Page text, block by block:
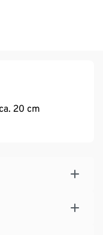
20 cm